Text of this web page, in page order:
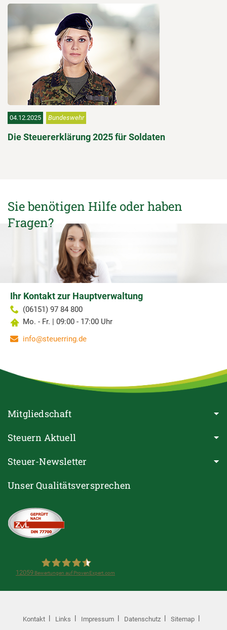
04.12.2025 Bundeswehr
Die Steuererklärung 2025 für Soldaten
Sie benötigen Hilfe oder haben
Fragen?
Ihr Kontakt zur Hauptverwaltung
(06151) 97 84 800
Mo. - Fr. | 09:00 - 17:00 Uhr
info@steuerring.de
Mitgliedschaft
Steuern Aktuell
Steuer-Newsletter
Unser Qualitätsversprechen
Steuerring e.V.(Lohnsteuerhilfeverein)
12059 Bewertungen auf ProvenExpert.com
Kontakt Links Impressum Datenschutz Sitemap